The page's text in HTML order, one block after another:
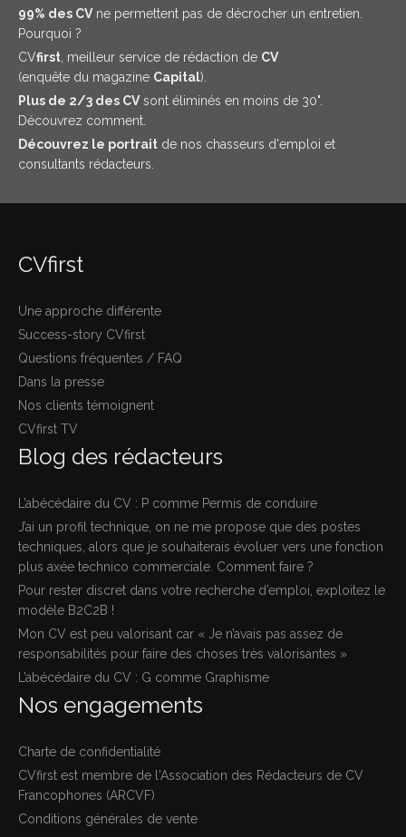
99% des CVne permettent pas de décrocher un entretien.
Pourquoi ?
CVfirst , meilleur service de rédaction de CV
(enquête du magazine Capital).
Plus de 2/3 des CVsont éliminés en moins de 30".
Découvrez comment.
Découvrez le portrait de nos chasseurs d'emploi et
consultants rédacteurs.
CVfirst
Une approche différente
Success-story CVfirst
Questions fréquentes / FAQ
Dans la presse
Nos clients témoignent
CVfirst TV
Blog des rédacteurs
L’abécédaire du CV : P comme Permis de conduire
J’ai un profil technique, on ne me propose que des postes
techniques, alors que je souhaiterais évoluer vers une fonction
plus axée technico commerciale. Comment faire ?
Pour rester discret dans votre recherche d’emploi, exploitez le
modèle B2C2B !
Mon CV est peu valorisant car « Je n’avais pas assez de
responsabilités pour faire des choses très valorisantes »
L’abécédaire du CV : G comme Graphisme
Nos engagements
Charte de confidentialité
CVfirst est membre de l'Association des Rédacteurs de CV
Francophones (ARCVF)
Conditions générales de vente